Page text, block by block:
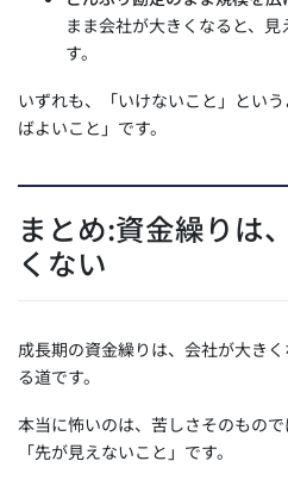
まま会社が大きくなると、
す。
いずれも、「いけないこと」とい
ばよいこと」です。
まとめ:資金繰りは
くない
成長期の資金繰りは、会社が大き
る道です。
本当に怖いのは、苦しさそのもので
「先が見えないこと」です。